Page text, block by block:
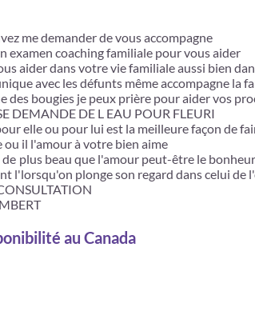
me demander de vous accompagne
examen coaching familiale pour vous aider
aider dans votre vie familiale aussi bien
avec les défunts même accompagne la
des bougies je peux prière pour aider vos
DEMANDE DE L EAU POUR FLEURI
elle ou pour lui est la meilleure façon de
ou il l'amour à votre bien aime
plus beau que l'amour peut-être le
l'lorsqu'on plonge son regard dans celui
au Canada